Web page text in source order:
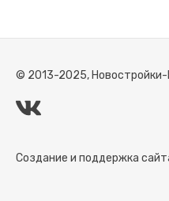
© 2013-2025,
Создание и поддержка